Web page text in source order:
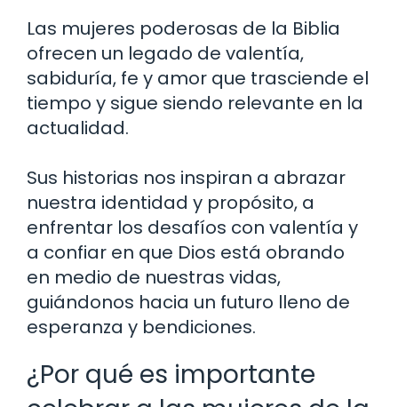
Las mujeres poderosas de la Biblia
ofrecen un legado de valentía,
sabiduría, fe y amor que trasciende el
tiempo y sigue siendo relevante en la
actualidad.
Sus historias nos inspiran a abrazar
nuestra identidad y propósito, a
enfrentar los desafíos con valentía y
a confiar en que Dios está obrando
en medio de nuestras vidas,
guiándonos hacia un futuro lleno de
esperanza y bendiciones.
¿Por qué es importante